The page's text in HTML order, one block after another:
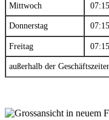
Mittwoch
Donnerstag
Freitag
außerhalb der